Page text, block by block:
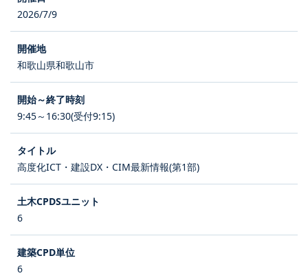
2026/7/9
和歌山県和歌山市
9:45～16:30(受付9:15)
高度化ICT・建設DX・CIM最新情報(第1部)
6
6